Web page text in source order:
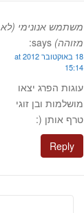
משתמש אנונימי (לא
מזוהה) says:
18 באוקטובר 2012 at
15:14
עוגות הפרג יצאו
מושלמות ובן זוגי
טרף אותן (:
Reply